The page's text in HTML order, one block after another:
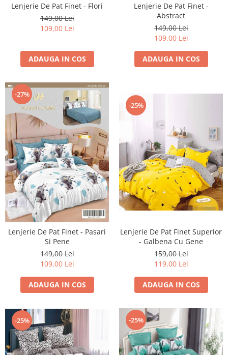
Lenjerie De Pat Finet - Flori
149,00 Lei
109,00 Lei
ADAUGA IN COS
Lenjerie De Pat Finet -
Abstract
149,00 Lei
109,00 Lei
ADAUGA IN COS
-27%
Lenjerie De Pat Finet - Pasari
Si Pene
149,00 Lei
109,00 Lei
ADAUGA IN COS
-25%
Lenjerie De Pat Finet Superior
- Galbena Cu Gene
159,00 Lei
119,00 Lei
ADAUGA IN COS
-25% -25%